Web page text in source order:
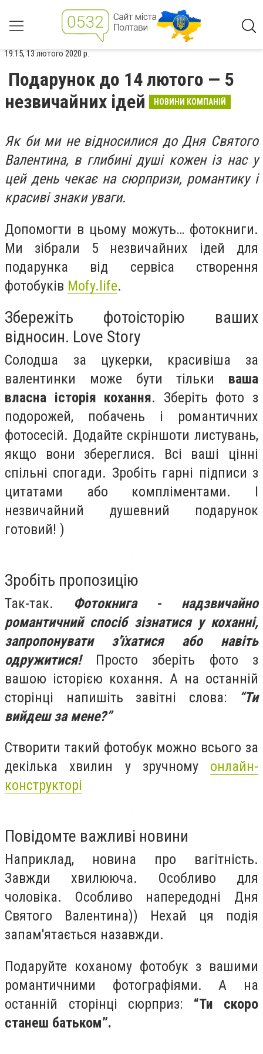
19:15, 13 лютого 2020 р.
Подарунок до 14 лютого — 5
незвичайних ідей
НОВИНИ КОМПАНІЙ
Як би ми не відносилися до Дня Святого
Валентина, в глибині душі кожен із нас у
цей день чекає на сюрпризи, романтику і
красиві знаки уваги.
Допомогти в цьому можуть… фотокниги.
Ми зібрали 5 незвичайних ідей для
подарунка від сервіса створення
фотобуків Mofy.life.
Збережіть фотоісторію ваших
відносин. Love Story
Солодша за цукерки, красивіша за
валентинки може бути тільки ваша
власна історія кохання. Зберіть фото з
подорожей, побачень і романтичних
фотосесій. Додайте скріншоти листувань,
якщо вони збереглися. Всі ваші цінні
спільні спогади. Зробіть гарні підписи з
цитатами або компліментами. І
незвичайний душевний подарунок
готовий! )
Зробіть пропозицію
Так-так. Фотокнига - надзвичайно
романтичний спосіб зізнатися у коханні,
запропонувати з'їхатися або навіть
одружитися!Просто зберіть фото з
вашою історією кохання. А на останній
сторінці напишіть завітні слова:
“Ти
вийдеш за мене?”
Створити такий фотобук можно всього за
декілька хвилин у зручному онлайн-
конструкторі
Повідомте важливі новини
Наприклад, новина про вагітність.
Завжди хвилююча. Особливо для
чоловіка. Особливо напередодні Дня
Святого Валентина)) Нехай ця подія
запам'ятається назавжди.
Подаруйте коханому фотобук з вашими
романтичними фотографіями. А на
останній сторінці сюрприз: “Ти скоро
станеш батьком”.